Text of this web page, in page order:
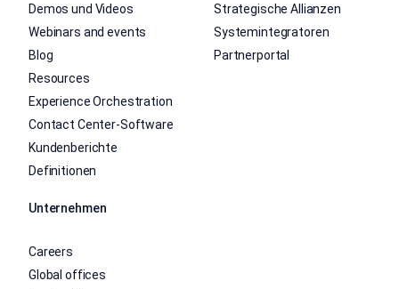
Demos und Videos
Webinars and events
Blog
Resources
Experience Orchestration
Contact Center-Software
Kundenberichte
Definitionen
Strategische Allianzen
Systemintegratoren
Partnerportal
Unternehmen
Careers
Global offices